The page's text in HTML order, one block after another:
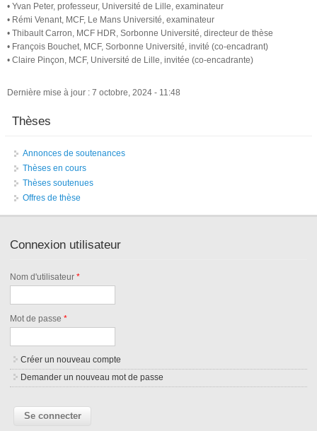
• Yvan Peter, professeur, Université de Lille, examinateur
• Rémi Venant, MCF, Le Mans Université, examinateur
• Thibault Carron, MCF HDR, Sorbonne Université, directeur de thèse
• François Bouchet, MCF, Sorbonne Université, invité (co-encadrant)
• Claire Pinçon, MCF, Université de Lille, invitée (co-encadrante)
Dernière mise à jour : 7 octobre, 2024 - 11:48
Thèses
Annonces de soutenances
Thèses en cours
Thèses soutenues
Offres de thèse
Connexion utilisateur
Nom d'utilisateur*
Mot de passe*
Créer un nouveau compte
Demander un nouveau mot de passe